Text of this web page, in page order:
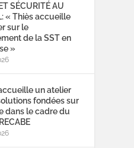
SÉCURITÉ AU
« Thiès accueille
sur le
de la SST en
»
un atelier
fondées sur
dans le cadre du